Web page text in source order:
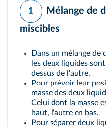
1
Mélange de
miscibles
Dans un mélange de
les deux liquides
dessus de l'autre.
Pour prévoir leur
masse des deux
Celui dont la masse
haut, l'autre en bas.
Pour séparer deux